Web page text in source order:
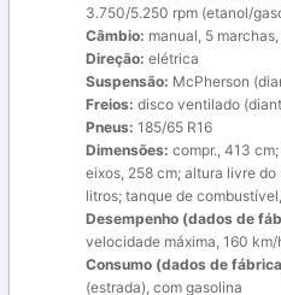
3.750/5.250 rpm (etanol/
Câmbio: manual, 5
Direção: elétrica
Suspensão: McPherson
Freios: disco ventilado
Pneus: 185/65 R16
Dimensões: compr., 413
eixos, 258 cm; altura livre
litros; tanque de
Desempenho (dados de
velocidade máxima, 160 km/
Consumo (dados de
(estrada), com gasolina